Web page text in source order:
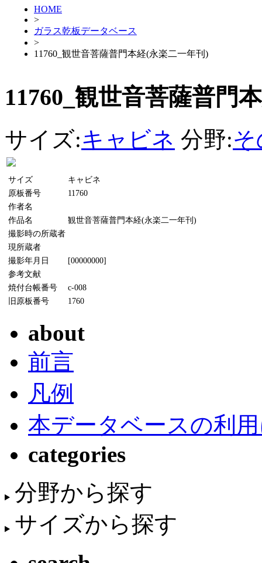
HOME
>
ガラス乾板データベース
>
11760_観世音菩薩普門本経(永楽二一年刊)
11760_観世音菩薩普門
サイズ:キャビネ 分野:
サイズ
キャビネ
原板番号
11760
作者名
作品名
観世音菩薩普門本経(永楽二一年刊)
撮影時の所蔵者
現所蔵者
撮影年月日
[00000000]
参考文献
焼付台帳番号
c-008
旧原板番号
1760
about
前言
凡例
本データベースの利
categories
分野から探す
サイズから探す